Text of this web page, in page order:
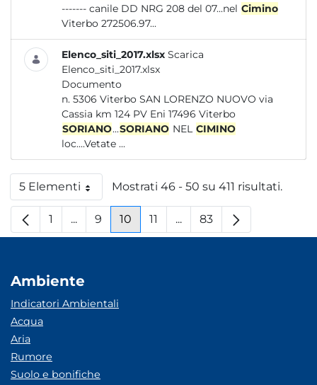
------- canile DD NRG 208 del 07...nel Cimino
Viterbo 272506.97...
Elenco_siti_2017.xlsx Scarica
Elenco_siti_2017.xlsx
Documento
n. 5306 Viterbo SAN LORENZO NUOVO via
Cassia km 124 PV Eni 17496 Viterbo
SORIANO...SORIANO NEL CIMINO
loc....Vetate ...
5 ElementiPer paginaMostrati 46 - 50 su 411 risultati.
Pagina
1 ...Pagine intermedie
Pagina
9 Pagina
10 Pagina
11 ...Pagine intermedie
Pagina
83
Ambiente
Indicatori Ambientali
Acqua
Aria
Rumore
Suolo e bonifiche